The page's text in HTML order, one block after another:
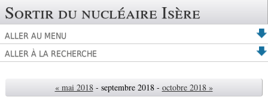
Sortir du nucléaire Isère
ALLER AU MENU
ALLER À LA RECHERCHE
« mai 2018- septembre 2018 - octobre 2018 »